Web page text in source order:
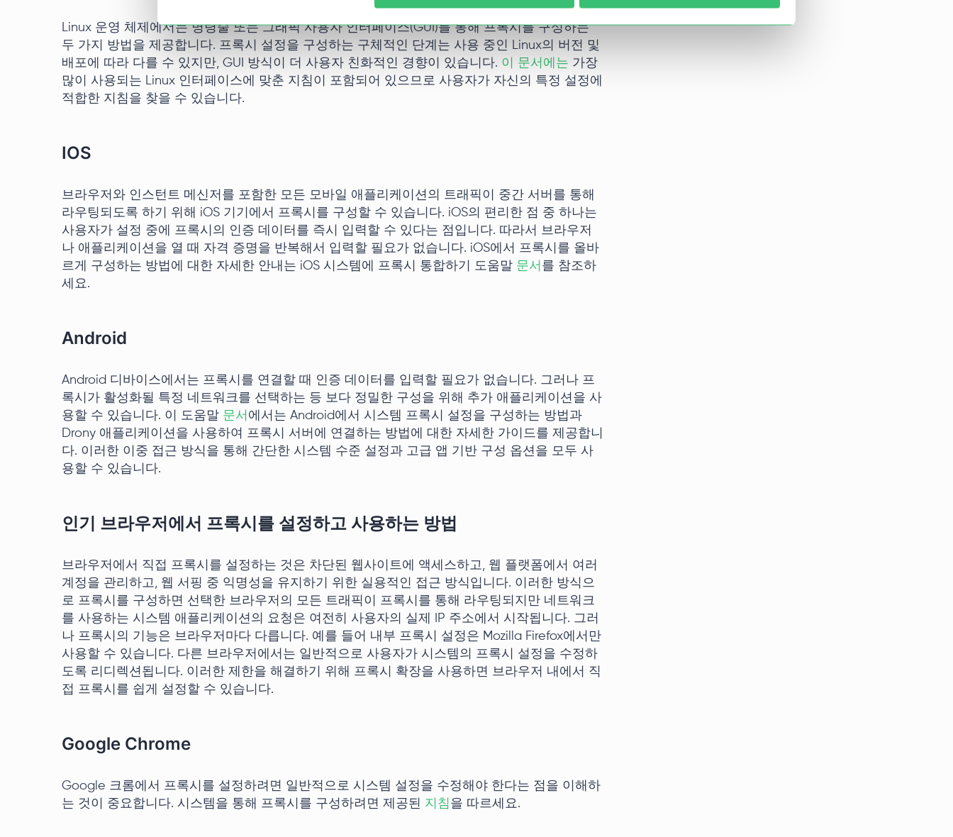
Linux 운영 체제에서는 명령줄 또는 그래픽 사용자 인터페이스(GUI)를 통해 프록시를 구성하는
두 가지 방법을 제공합니다. 프록시 설정을 구성하는 구체적인 단계는 사용 중인 Linux의 버전 및
배포에 따라 다를 수 있지만, GUI 방식이 더 사용자 친화적인 경향이 있습니다. 이 문서에는 가장
많이 사용되는 Linux 인터페이스에 맞춘 지침이 포함되어 있으므로 사용자가 자신의 특정 설정에
적합한 지침을 찾을 수 있습니다.
IOS
브라우저와 인스턴트 메신저를 포함한 모든 모바일 애플리케이션의 트래픽이 중간 서버를 통해
라우팅되도록 하기 위해 iOS 기기에서 프록시를 구성할 수 있습니다. iOS의 편리한 점 중 하나는
사용자가 설정 중에 프록시의 인증 데이터를 즉시 입력할 수 있다는 점입니다. 따라서 브라우저
나 애플리케이션을 열 때 자격 증명을 반복해서 입력할 필요가 없습니다. iOS에서 프록시를 올바
르게 구성하는 방법에 대한 자세한 안내는 iOS 시스템에 프록시 통합하기 도움말 문서 를 참조하
세요.
Android
Android 디바이스에서는 프록시를 연결할 때 인증 데이터를 입력할 필요가 없습니다. 그러나 프
록시가 활성화될 특정 네트워크를 선택하는 등 보다 정밀한 구성을 위해 추가 애플리케이션을 사
용할 수 있습니다. 이 도움말 문서 에서는 Android에서 시스템 프록시 설정을 구성하는 방법과
Drony 애플리케이션을 사용하여 프록시 서버에 연결하는 방법에 대한 자세한 가이드를 제공합니
다. 이러한 이중 접근 방식을 통해 간단한 시스템 수준 설정과 고급 앱 기반 구성 옵션을 모두 사
용할 수 있습니다.
인기 브라우저에서 프록시를 설정하고 사용하는 방법
브라우저에서 직접 프록시를 설정하는 것은 차단된 웹사이트에 액세스하고, 웹 플랫폼에서 여러
계정을 관리하고, 웹 서핑 중 익명성을 유지하기 위한 실용적인 접근 방식입니다. 이러한 방식으
로 프록시를 구성하면 선택한 브라우저의 모든 트래픽이 프록시를 통해 라우팅되지만 네트워크
를 사용하는 시스템 애플리케이션의 요청은 여전히 사용자의 실제 IP 주소에서 시작됩니다. 그러
나 프록시의 기능은 브라우저마다 다릅니다. 예를 들어 내부 프록시 설정은 Mozilla Firefox에서만
사용할 수 있습니다. 다른 브라우저에서는 일반적으로 사용자가 시스템의 프록시 설정을 수정하
도록 리디렉션됩니다. 이러한 제한을 해결하기 위해 프록시 확장을 사용하면 브라우저 내에서 직
접 프록시를 쉽게 설정할 수 있습니다.
Google Chrome
Google 크롬에서 프록시를 설정하려면 일반적으로 시스템 설정을 수정해야 한다는 점을 이해하
는 것이 중요합니다. 시스템을 통해 프록시를 구성하려면 제공된 지침을 따르세요.